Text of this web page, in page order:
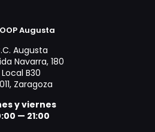
Augusta
Augusta
Navarra, 180
Local B30
Zaragoza
y viernes
— 21:00